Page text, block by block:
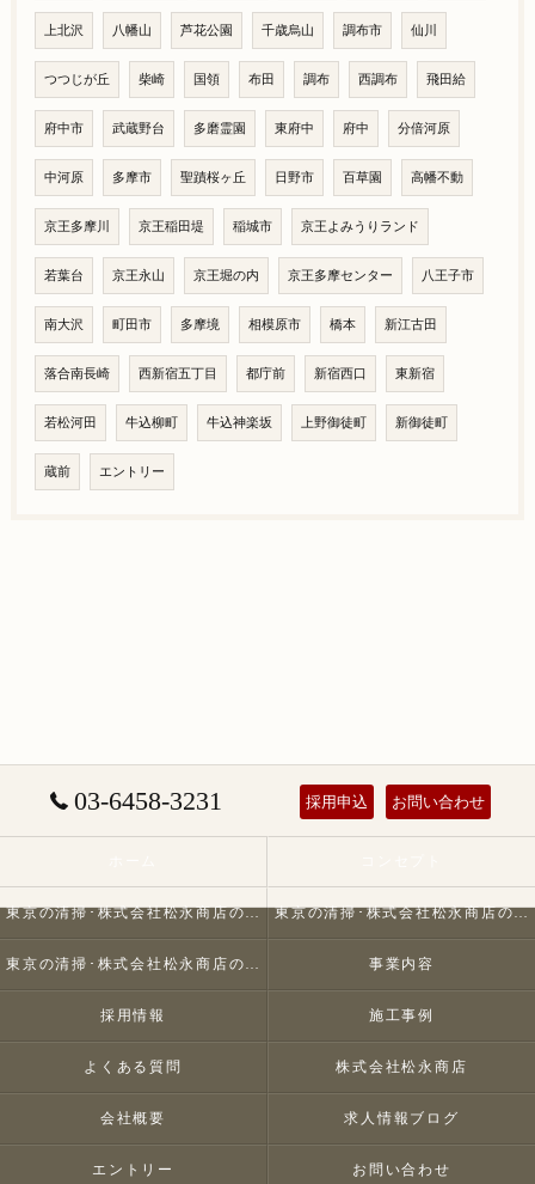
上北沢 八幡山 芦花公園 千歳烏山 調布市 仙川
つつじが丘 柴崎 国領 布田 調布 西調布 飛田給
府中市 武蔵野台 多磨霊園 東府中 府中 分倍河原
中河原 多摩市 聖蹟桜ヶ丘 日野市 百草園 高幡不動
京王多摩川 京王稲田堤 稲城市 京王よみうりランド
若葉台 京王永山 京王堀の内 京王多摩センター 八王子市
南大沢 町田市 多摩境 相模原市 橋本 新江古田
落合南長崎 西新宿五丁目 都庁前 新宿西口 東新宿
若松河田 牛込柳町 牛込神楽坂 上野御徒町 新御徒町
蔵前 エントリー
03-6458-3231 採用申込 お問い合わせ
東京の清掃･株式会社松永商店の口コミ情報 東京の清掃･株式会社松永商店の評判
東京の清掃･株式会社松永商店のお客様の声 事業内容
採用情報 施工事例
よくある質問 株式会社松永商店
会社概要 求人情報ブログ
エントリー お問い合わせ